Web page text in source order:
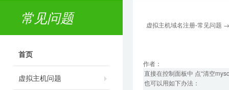
常见问题
首页
虚拟主机问题
虚拟主机域名注册-常见问题
作者：
直接在控制面板中 点“清空
也可以用如下办法：